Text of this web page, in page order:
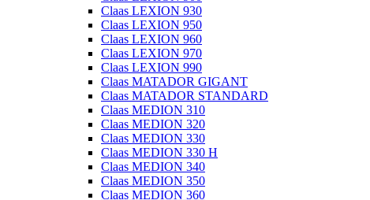
Claas LEXION 930
Claas LEXION 950
Claas LEXION 960
Claas LEXION 970
Claas LEXION 990
Claas MATADOR GIGANT
Claas MATADOR STANDARD
Claas MEDION 310
Claas MEDION 320
Claas MEDION 330
Claas MEDION 330 H
Claas MEDION 340
Claas MEDION 350
Claas MEDION 360